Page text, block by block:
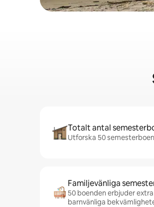
Totalt antal
Utforska 50
Familjevänliga
50 boenden erbjuder
barnvänliga